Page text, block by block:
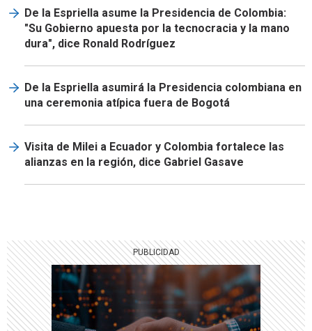
De la Espriella asume la Presidencia de Colombia:
"Su Gobierno apuesta por la tecnocracia y la mano
dura", dice Ronald Rodríguez
De la Espriella asumirá la Presidencia colombiana en
una ceremonia atípica fuera de Bogotá
Visita de Milei a Ecuador y Colombia fortalece las
alianzas en la región, dice Gabriel Gasave